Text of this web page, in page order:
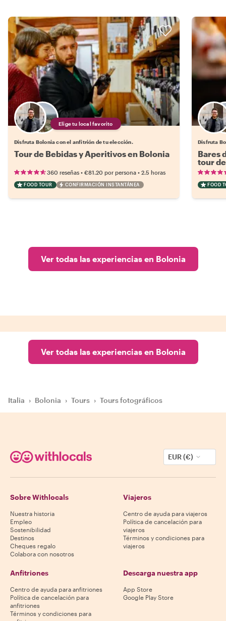
Elige tu local favorito
Disfruta Bolonia con el anfitrión de tu elección.
Tour de Bebidas y Aperitivos en Bolonia
360 reseñas • €81.20 por persona • 2.5 horas
FOOD TOUR CONFIRMACIÓN INSTANTÁNEA
Disfruta
Bares
tour
FOOD
Ver todas las experiencias en Bolonia
Ver todas las experiencias en Bolonia
Italia › Bolonia › Tours › Tours fotográficos
EUR (€)
Sobre Withlocals
Nuestra historia
Empleo
Sostenibilidad
Destinos
Cheques regalo
Colabora con nosotros
Viajeros
Centro de ayuda para viajeros
Política de cancelación para
viajeros
Términos y condiciones para
viajeros
Anfitriones
Centro de ayuda para anfitriones
Política de cancelación para
anfitriones
Términos y condiciones para
Descarga nuestra app
App Store
Google Play Store